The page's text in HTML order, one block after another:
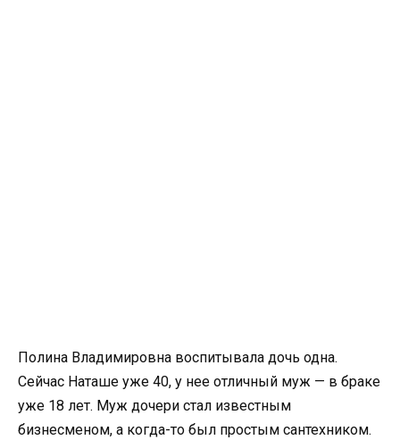
Полина Владимировна воспитывала дочь одна.
Сейчас Наташе уже 40, у нее отличный муж — в браке
уже 18 лет. Муж дочери стал известным
бизнесменом, а когда-то был простым сантехником.